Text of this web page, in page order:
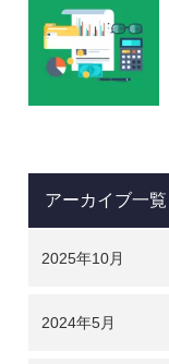
アーカイブ一覧
2025年10月
2024年5月